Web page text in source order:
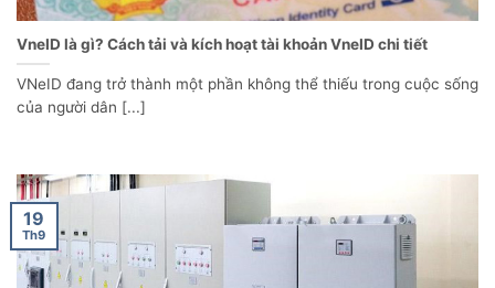
VneID là gì? Cách tải và kích hoạt tài khoản VneID chi tiết
VNeID đang trở thành một phần không thể thiếu trong cuộc sống
của người dân [...]
19
Th9